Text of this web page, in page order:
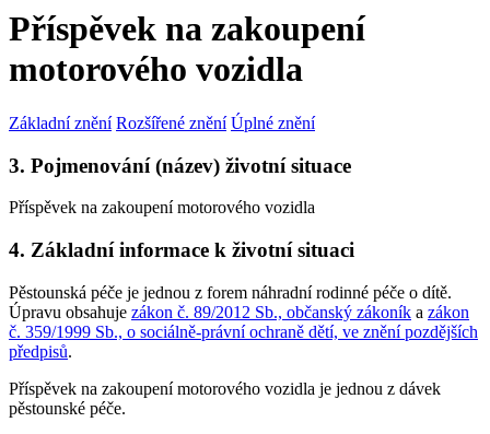
Příspěvek na zakoupení
motorového vozidla
Základní znění Rozšířené znění Úplné znění
3. Pojmenování (název) životní situace
Příspěvek na zakoupení motorového vozidla
4. Základní informace k životní situaci
Pěstounská péče je jednou z forem náhradní rodinné péče o dítě.
Úpravu obsahuje zákon č. 89/2012 Sb., občanský zákoník a zákon
č. 359/1999 Sb., o sociálně-právní ochraně dětí, ve znění pozdějších
předpisů.
Příspěvek na zakoupení motorového vozidla je jednou z dávek
pěstounské péče.